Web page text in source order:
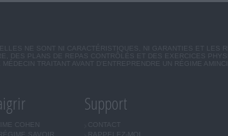
NE SONT NI CARACTÉRISTIQUES, NI GARANTIES ET LES
DES PLANS DE REPAS CONTRÔLÉS ET DES EXERCICES
TRAITANT AVANT D'ENTREPRENDRE UN RÉGIME
COHEN
SAVOIR
Support
CONTACT
RAPPELEZ-MOI